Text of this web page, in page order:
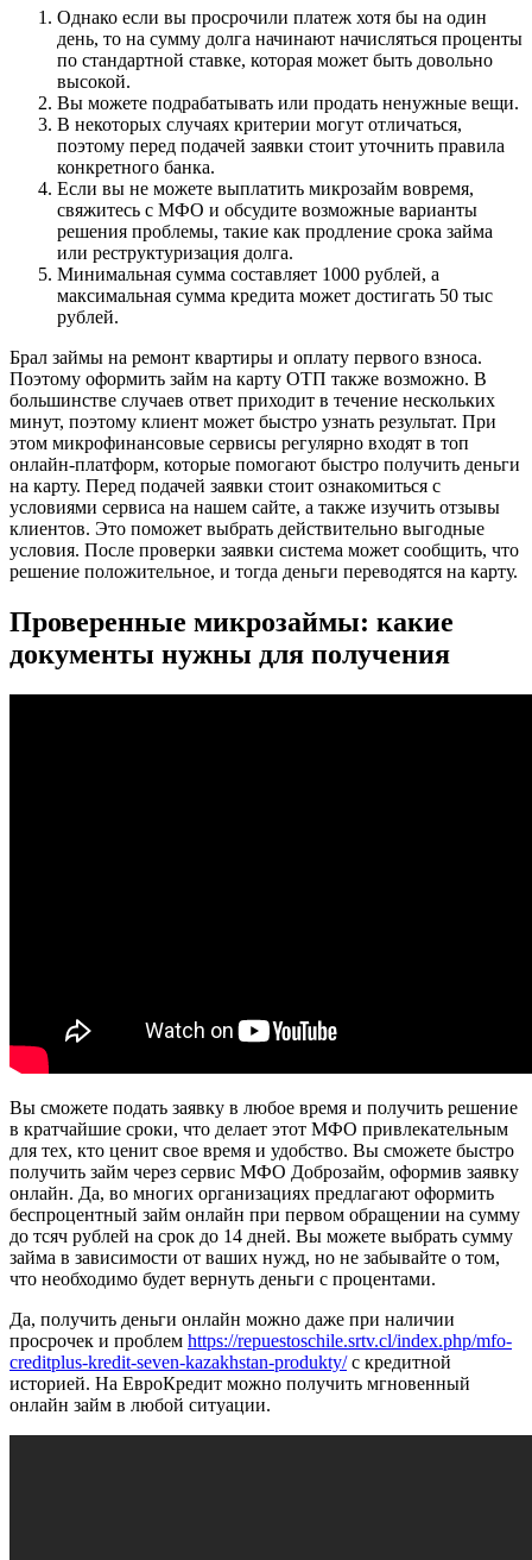
Однако если вы просрочили платеж хотя бы на один
день, то на сумму долга начинают начисляться проценты
по стандартной ставке, которая может быть довольно
высокой.
Вы можете подрабатывать или продать ненужные вещи.
В некоторых случаях критерии могут отличаться,
поэтому перед подачей заявки стоит уточнить правила
конкретного банка.
Если вы не можете выплатить микрозайм вовремя,
свяжитесь с МФО и обсудите возможные варианты
решения проблемы, такие как продление срока займа
или реструктуризация долга.
Минимальная сумма составляет 1000 рублей, а
максимальная сумма кредита может достигать 50 тыс
рублей.
Брал займы на ремонт квартиры и оплату первого взноса.
Поэтому оформить займ на карту ОТП также возможно. В
большинстве случаев ответ приходит в течение нескольких
минут, поэтому клиент может быстро узнать результат. При
этом микрофинансовые сервисы регулярно входят в топ
онлайн-платформ, которые помогают быстро получить деньги
на карту. Перед подачей заявки стоит ознакомиться с
условиями сервиса на нашем сайте, а также изучить отзывы
клиентов. Это поможет выбрать действительно выгодные
условия. После проверки заявки система может сообщить, что
решение положительное, и тогда деньги переводятся на карту.
Проверенные микрозаймы: какие
документы нужны для получения
Вы сможете подать заявку в любое время и получить решение
в кратчайшие сроки, что делает этот МФО привлекательным
для тех, кто ценит свое время и удобство. Вы сможете быстро
получить займ через сервис МФО Доброзайм, оформив заявку
онлайн. Да, во многих организациях предлагают оформить
беспроцентный займ онлайн при первом обращении на сумму
до тсяч рублей на срок до 14 дней. Вы можете выбрать сумму
займа в зависимости от ваших нужд, но не забывайте о том,
что необходимо будет вернуть деньги с процентами.
Да, получить деньги онлайн можно даже при наличии
просрочек и проблем https://repuestoschile.srtv.cl/index.php/mfo-
creditplus-kredit-seven-kazakhstan-produkty/с кредитной
историей. На ЕвроКредит можно получить мгновенный
онлайн займ в любой ситуации.